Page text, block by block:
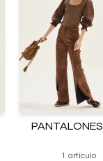
PANTALONES
1 artículo